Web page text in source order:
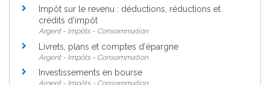
Impôt sur le revenu : déductions, réductions et
crédits d'impôt
Argent - Impôts - Consommation
Livrets, plans et comptes d'épargne
Argent - Impôts - Consommation
Investissements en bourse